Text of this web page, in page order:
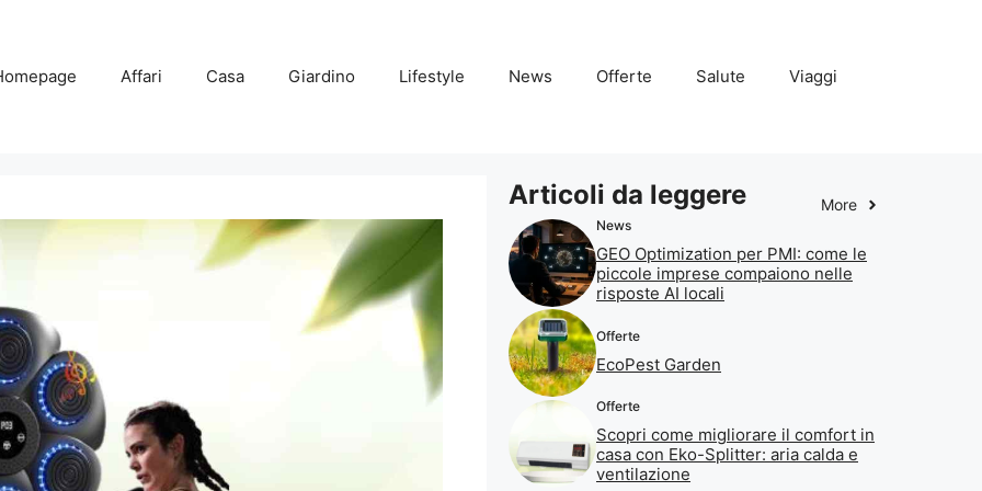
Affari Casa Giardino Lifestyle News Offerte Salute Viaggi
Articoli da leggere More
News
GEO Optimization per PMI: come le
piccole imprese compaiono nelle
risposte AI locali
Offerte
EcoPest Garden
Offerte
Scopri come migliorare il comfort in
casa con Eko-Splitter: aria calda e
ventilazione